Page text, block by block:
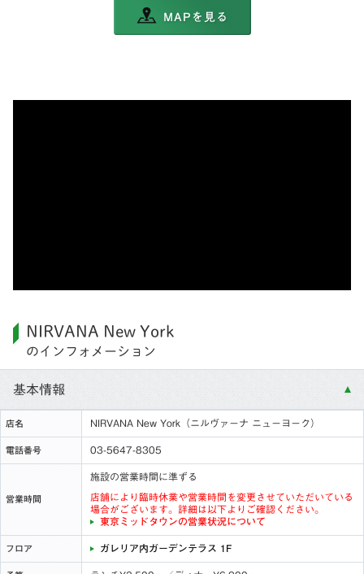
MAPを見る
NIRVANA New York
のインフォメーション
基本情報
店名 NIRVANA New York（ニルヴァーナ ニューヨーク）
電話番号 03-5647-8305
営業時間
施設の営業時間に準ずる
店舗により臨時休業や営業時間を変更させていただいている
場合がございます。詳細は以下よりご確認ください。
東京ミッドタウンの営業状況について
フロア ガレリア内ガーデンテラス 1F